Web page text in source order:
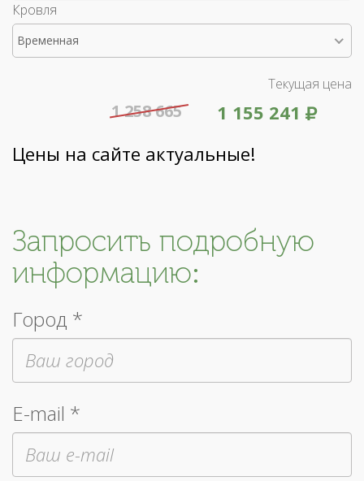
Кровля
Временная
Текущая цена
1 155 241
1 258 665
Цены на сайте актуальные!
Запросить подробную
информацию:
Город *
E-mail *